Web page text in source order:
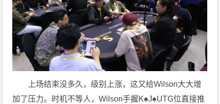
上场结束没多久，级别上涨，这又给Wilson大大增
加了压力。时机不等人，Wilson手握K♠J♠UTG位直接推